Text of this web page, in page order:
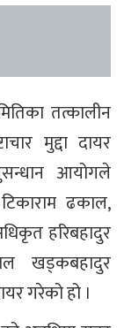
तत्कालीन
मुद्दा दायर
आयोगले
ढकाल,
हरिबहादुर
खड्कबहादुर
गरेको हो ।